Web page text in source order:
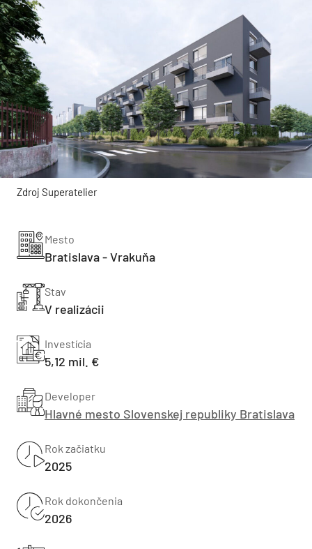
Zdroj Superatelier
Mesto
Bratislava - Vrakuňa
Stav
V realizácii
Investícia
5,12 mil. €
Developer
Hlavné mesto Slovenskej republiky Bratislava
Rok začiatku
2025
Rok dokončenia
2026